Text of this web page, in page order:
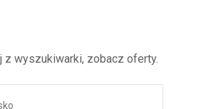
z wyszukiwarki, zobacz oferty.